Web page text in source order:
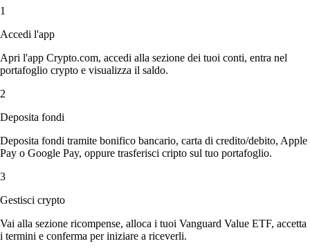
1
Accedi l'app
Apri l'app Crypto.com, accedi alla sezione dei tuoi conti, entra nel
portafoglio crypto e visualizza il saldo.
2
Deposita fondi
Deposita fondi tramite bonifico bancario, carta di credito/debito, Apple
Pay o Google Pay, oppure trasferisci cripto sul tuo portafoglio.
3
Gestisci crypto
Vai alla sezione ricompense, alloca i tuoi Vanguard Value ETF, accetta
i termini e conferma per iniziare a riceverli.